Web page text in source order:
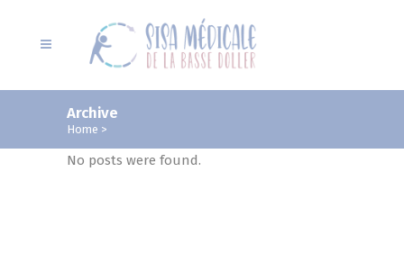
Archive
Home >
No posts were found.